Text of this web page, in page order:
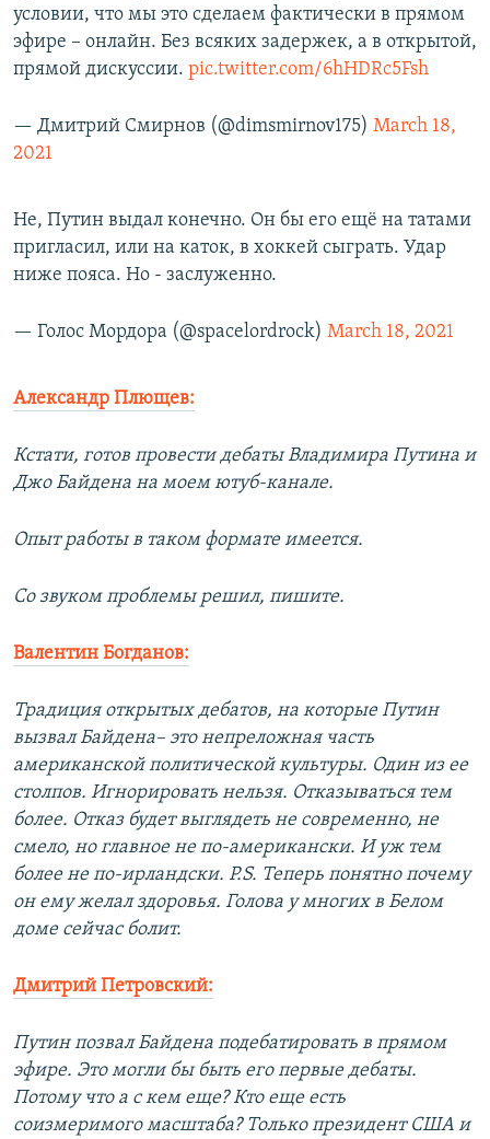
условии, что мы это сделаем фактически в прямом
эфире – онлайн. Без всяких задержек, а в открытой,
прямой дискуссии. pic.twitter.com/6hHDRc5Fsh
— Дмитрий Смирнов (@dimsmirnov175) March 18,
2021
Не, Путин выдал конечно. Он бы его ещё на татами
пригласил, или на каток, в хоккей сыграть. Удар
ниже пояса. Но - заслуженно.
— Голос Мордора (@spacelordrock) March 18, 2021
Александр Плющев:
Кстати, готов провести дебаты Владимира Путина и
Джо Байдена на моем ютуб-канале.
Опыт работы в таком формате имеется.
Со звуком проблемы решил, пишите.
Валентин Богданов:
Традиция открытых дебатов, на которые Путин
вызвал Байдена– это непреложная часть
американской политической культуры. Один из ее
столпов. Игнорировать нельзя. Отказываться тем
более. Отказ будет выглядеть не современно, не
смело, но главное не по-американски. И уж тем
более не по-ирландски. P.S. Теперь понятно почему
он ему желал здоровья. Голова у многих в Белом
доме сейчас болит.
Дмитрий Петровский:
Путин позвал Байдена подебатировать в прямом
эфире. Это могли бы быть его первые дебаты.
Потому что а с кем еще? Кто еще есть
соизмеримого масштаба? Только президент США и